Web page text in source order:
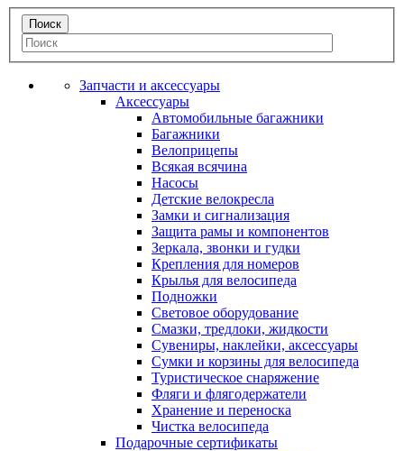
Запчасти и аксессуары
Аксессуары
Автомобильные багажники
Багажники
Велоприцепы
Всякая всячина
Насосы
Детские велокресла
Замки и сигнализация
Защита рамы и компонентов
Зеркала, звонки и гудки
Крепления для номеров
Крылья для велосипеда
Подножки
Световое оборудование
Смазки, тредлоки, жидкости
Сувениры, наклейки, аксессуары
Сумки и корзины для велосипеда
Туристическое снаряжение
Фляги и флягодержатели
Хранение и переноска
Чистка велосипеда
Подарочные сертификаты